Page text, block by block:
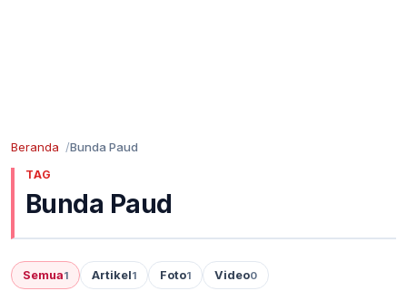
Beranda Bunda Paud
TAG
Bunda Paud
Semua1 Artikel1 Foto1 Video0